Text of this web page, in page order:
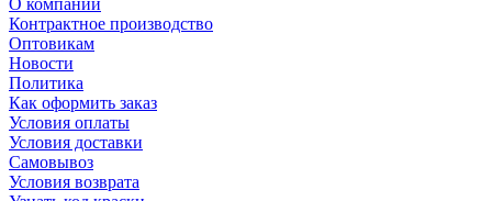
Контрактное производство
Оптовикам
Новости
Политика
Как оформить заказ
Условия оплаты
Условия доставки
Самовывоз
Условия возврата